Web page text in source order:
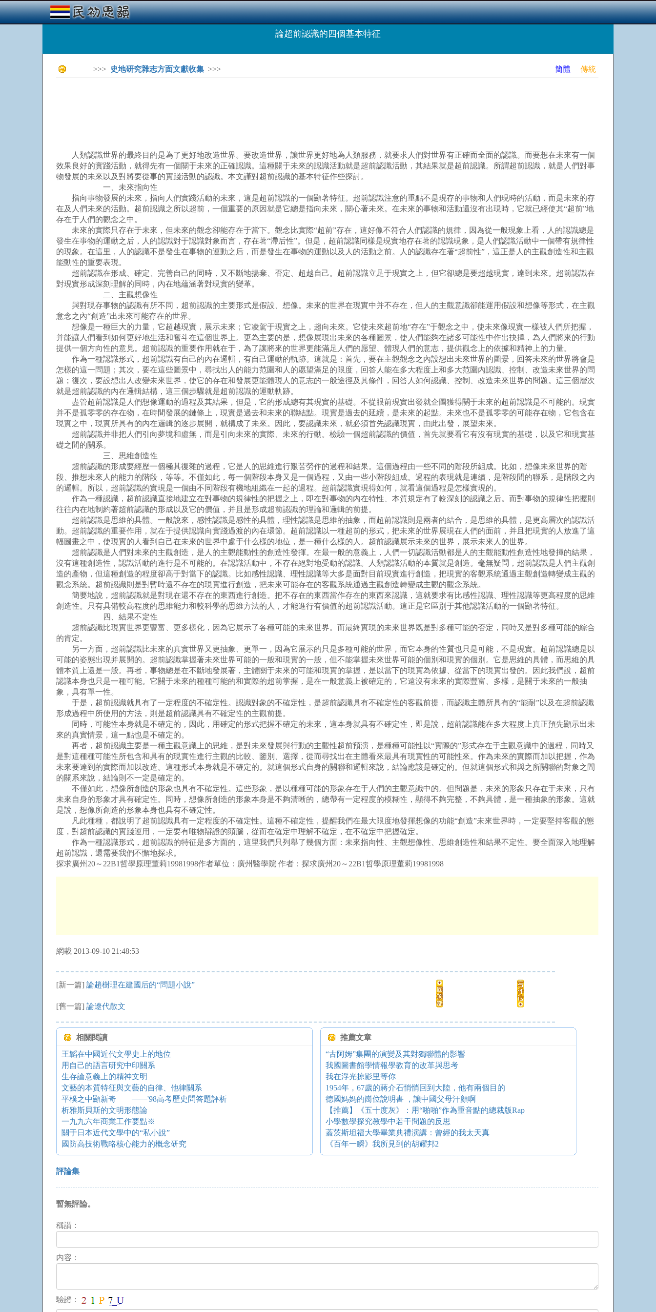
論超前認識的四個基本特征
>>> 史地研究雜志方面文獻收集 >>> 簡體 傳統
人類認識世界的最終目的是為了更好地改造世界。要改造世界，讓世界更好地為人類服務，就要求人們對世界有正確而全面的認識。而要想在未來有一個
效果良好的實踐活動，就得先有一個關于未來的正確認識。這種關于未來的認識活動就是超前認識活動，其結果就是超前認識。所謂超前認識，就是人們對事
物發展的未來以及對將要從事的實踐活動的認識。本文謹對超前認識的基本特征作些探討。
一、未來指向性
指向事物發展的未來，指向人們實踐活動的未來，這是超前認識的一個顯著特征。超前認識注意的重點不是現存的事物和人們現時的活動，而是未來的存
在及人們未來的活動。超前認識之所以超前，一個重要的原因就是它總是指向未來，關心著未來。在未來的事物和活動還沒有出現時，它就已經使其“超前”地
存在于人們的觀念之中。
未來的實際只存在于未來，但未來的觀念卻能存在于當下。觀念比實際“超前”存在，這好像不符合人們認識的規律，因為從一般現象上看，人的認識總是
發生在事物的運動之后，人的認識對于認識對象而言，存在著“滯后性”。但是，超前認識同樣是現實地存在著的認識現象，是人們認識活動中一個帶有規律性
的現象。在這里，人的認識不是發生在事物的運動之后，而是發生在事物的運動以及人的活動之前。人的認識存在著“超前性”，這正是人的主觀創造性和主觀
能動性的重要表現。
超前認識在形成、確定、完善自己的同時，又不斷地揚棄、否定、超越自己。超前認識立足于現實之上，但它卻總是要超越現實，達到未來。超前認識在
對現實形成深刻理解的同時，內在地蘊涵著對現實的變革。
二、主觀想像性
與對現存事物的認識有所不同，超前認識的主要形式是假設、想像。未來的世界在現實中并不存在，但人的主觀意識卻能運用假設和想像等形式，在主觀
意念之內“創造”出未來可能存在的世界。
想像是一種巨大的力量，它超越現實，展示未來；它凌駕于現實之上，趨向未來。它使未來超前地“存在”于觀念之中，使未來像現實一樣被人們所把握，
并能讓人們看到如何更好地生活和奮斗在這個世界上。更為主要的是，想像展現出未來的各種圖景，使人們能夠在諸多可能性中作出抉擇，為人們將來的行動
提供一個方向性的意見。超前認識的重要作用就在于，為了讓將來的世界更能滿足人們的愿望、體現人們的意志，提供觀念上的依據和精神上的力量。
作為一種認識形式，超前認識有自己的內在邏輯，有自己運動的軌跡。這就是：首先，要在主觀觀念之內設想出未來世界的圖景，回答未來的世界將會是
怎樣的這一問題；其次，要在這些圖景中，尋找出人的能力范圍和人的愿望滿足的限度，回答人能在多大程度上和多大范圍內認識、控制、改造未來世界的問
題；復次，要設想出人改變未來世界，使它的存在和發展更能體現人的意志的一般途徑及其條件，回答人如何認識、控制、改造未來世界的問題。這三個層次
就是超前認識的內在邏輯結構，這三個步驟就是超前認識的運動軌跡。
盡管超前認識是人們想像運動的過程及其結果，但是，它的形成總有其現實的基礎。不從眼前現實出發就企圖獲得關于未來的超前認識是不可能的。現實
并不是孤零零的存在物，在時間發展的鏈條上，現實是過去和未來的聯結點。現實是過去的延續，是未來的起點。未來也不是孤零零的可能存在物，它包含在
現實之中，現實所具有的內在邏輯的逐步展開，就構成了未來。因此，要認識未來，就必須首先認識現實，由此出發，展望未來。
超前認識并非把人們引向夢境和虛無，而是引向未來的實際、未來的行動。檢驗一個超前認識的價值，首先就要看它有沒有現實的基礎，以及它和現實基
礎之間的關系。
三、思維創造性
超前認識的形成要經歷一個極其復雜的過程，它是人的思維進行艱苦勞作的過程和結果。這個過程由一些不同的階段所組成。比如，想像未來世界的階
段、推想未來人的能力的階段，等等。不僅如此，每一個階段本身又是一個過程，又由一些小階段組成。過程的表現就是連續，是階段間的聯系，是階段之內
的邏輯。所以，超前認識的實現是一個由不同階段有機地組織在一起的過程。超前認識實現得如何，就看這個過程是怎樣實現的。
作為一種認識，超前認識直接地建立在對事物的規律性的把握之上，即在對事物的內在特性、本質規定有了較深刻的認識之后。而對事物的規律性把握則
往往內在地制約著超前認識的形成以及它的價值，并且是形成超前認識的理論和邏輯的前提。
超前認識是思維的具體。一般說來，感性認識是感性的具體，理性認識是思維的抽象，而超前認識則是兩者的結合，是思維的具體，是更高層次的認識活
動。超前認識的重要作用，就在于提供認識向實踐過渡的內在環節。超前認識以一種超前的形式，把未來的世界展現在人們的面前，并且把現實的人放進了這
幅圖畫之中，使現實的人看到自己在未來的世界中處于什么樣的地位，是一種什么樣的人。超前認識展示未來的世界，展示未來人的世界。
超前認識是人們對未來的主觀創造，是人的主觀能動性的創造性發揮。在最一般的意義上，人們一切認識活動都是人的主觀能動性創造性地發揮的結果，
沒有這種創造性，認識活動的進行是不可能的。在認識活動中，不存在絕對地受動的認識。人類認識活動的本質就是創造。毫無疑問，超前認識是人們主觀創
造的產物，但這種創造的程度卻高于對當下的認識。比如感性認識、理性認識等大多是面對目前現實進行創造，把現實的客觀系統通過主觀創造轉變成主觀的
觀念系統。超前認識則是對暫時還不存在的現實進行創造，把未來可能存在的客觀系統通過主觀創造轉變成主觀的觀念系統。
簡要地說，超前認識就是對現在還不存在的東西進行創造。把不存在的東西當作存在的東西來認識，這就要求有比感性認識、理性認識等更高程度的思維
創造性。只有具備較高程度的思維能力和較科學的思維方法的人，才能進行有價值的超前認識活動。這正是它區別于其他認識活動的一個顯著特征。
四、結果不定性
超前認識比現實世界更豐富、更多樣化，因為它展示了各種可能的未來世界。而最終實現的未來世界既是對多種可能的否定，同時又是對多種可能的綜合
的肯定。
另一方面，超前認識比未來的真實世界又更抽象、更單一，因為它展示的只是多種可能的世界，而它本身的性質也只是可能，不是現實。超前認識總是以
可能的姿態出現并展開的。超前認識掌握著未來世界可能的一般和現實的一般，但不能掌握未來世界可能的個別和現實的個別。它是思維的具體，而思維的具
體本質上還是一般。再者，事物總是在不斷地發展著，主體關于未來的可能和現實的掌握，是以當下的現實為依據、從當下的現實出發的。因此我們說，超前
認識本身也只是一種可能。它關于未來的種種可能的和實際的超前掌握，是在一般意義上被確定的，它遠沒有未來的實際豐富、多樣，是關于未來的一般抽
象，具有單一性。
于是，超前認識就具有了一定程度的不確定性。認識對象的不確定性，是超前認識具有不確定性的客觀前提，而認識主體所具有的“能耐”以及在超前認識
形成過程中所使用的方法，則是超前認識具有不確定性的主觀前提。
同時，可能性本身就是不確定的，因此，用確定的形式把握不確定的未來，這本身就具有不確定性，即是說，超前認識能在多大程度上真正預先顯示出未
來的真實情景，這一點也是不確定的。
再者，超前認識主要是一種主觀意識上的思維，是對未來發展與行動的主觀性超前預演，是種種可能性以“實際的”形式存在于主觀意識中的過程，同時又
是對這種種可能性所包含和具有的現實性進行主觀的比較、鑒別、選擇，從而尋找出在主體看來最具有現實性的可能性來。作為未來的實際而加以把握，作為
未來要達到的實際而加以改造。這種形式本身就是不確定的。就這個形式自身的關聯和邏輯來說，結論應該是確定的。但就這個形式和與之所關聯的對象之間
的關系來說，結論則不一定是確定的。
不僅如此，想像所創造的形象也具有不確定性。這些形象，是以種種可能的形象存在于人們的主觀意識中的。但問題是，未來的形象只存在于未來，只有
未來自身的形象才具有確定性。同時，想像所創造的形象本身是不夠清晰的，總帶有一定程度的模糊性，顯得不夠完整，不夠具體，是一種抽象的形象。這就
是說，想像所創造的形象本身也具有不確定性。
凡此種種，都說明了超前認識具有一定程度的不確定性。這種不確定性，提醒我們在最大限度地發揮想像的功能“創造”未來世界時，一定要堅持客觀的態
度，對超前認識的實踐運用，一定要有唯物辯證的頭腦，從而在確定中理解不確定，在不確定中把握確定。
作為一種認識形式，超前認識的特征是多方面的，這里我們只列舉了幾個方面：未來指向性、主觀想像性、思維創造性和結果不定性。要全面深入地理解
超前認識，還需要我們不懈地探求。
探求廣州20～22B1哲學原理董莉19981998作者單位：廣州醫學院 作者：探求廣州20～22B1哲學原理董莉19981998
網載 2013-09-10 21:48:53
[新一篇] 論趙樹理在建國后的“問題小說”
[舊一篇] 論遼代散文
相關閱讀
王韜在中國近代文學史上的地位
用自己的語言研究中印關系
生存論意義上的精神文明
文藝的本質特征與文藝的自律、他律關系
平樸之中顯新奇 ——'98高考歷史問答題評析
析雅斯貝斯的文明形態論
一九九六年商業工作要點※
關于日本近代文學中的“私小說”
國防高技術戰略核心能力的概念研究
推薦文章
“古阿姆”集團的演變及其對獨聯體的影響
我國圖書館學情報學教育的改革與思考
我在浮光掠影里等你
1954年，67歲的蔣介石悄悄回到大陸，他有兩個目的
德國媽媽的崗位說明書 ，讓中國父母汗顏啊
【推薦】《五十度灰》：用“啪啪”作為重音點的總裁版Rap
小學數學探究教學中若干問題的反思
蓋茨斯坦福大學畢業典禮演講：曾經的我太天真
《百年一瞬》我所見到的胡耀邦2
評論集
暫無評論。
稱謂：
内容：
驗證：